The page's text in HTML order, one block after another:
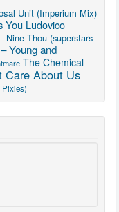
Unit (Imperium Mix)
You Ludovico
Nine Thou (superstars
Young and
The Chemical
Care About Us
Pixies)